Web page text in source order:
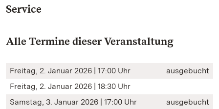
Service
Alle Termine dieser Veranstaltung
Freitag, 2. Januar 2026 | 17:00 Uhr
ausgebucht
Freitag, 2. Januar 2026 | 18:30 Uhr
Samstag, 3. Januar 2026 | 17:00 Uhr
ausgebucht